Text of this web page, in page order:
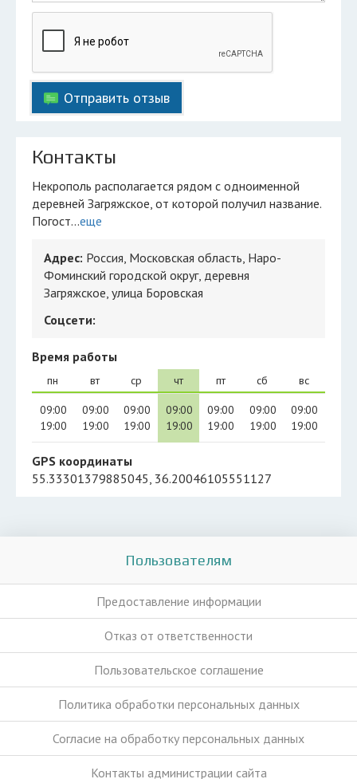
Отправить отзыв
Контакты
Некрополь располагается рядом с одноименной
деревней Загряжское, от которой получил название.
Погост...еще
Адрес: Россия, Московская область, Наро-
Фоминский городской округ, деревня
Загряжское, улица Боровская
Соцсети:
Время работы
пн
09:00
19:00
вт
09:00
19:00
ср
09:00
19:00
чт
09:00
19:00
пт
09:00
19:00
сб
09:00
19:00
вс
09:00
19:00
GPS координаты
55.33301379885045, 36.20046105551127
Пользователям
Предоставление информации
Отказ от ответственности
Пользовательское соглашение
Политика обработки персональных данных
Согласие на обработку персональных данных
Контакты администрации сайта